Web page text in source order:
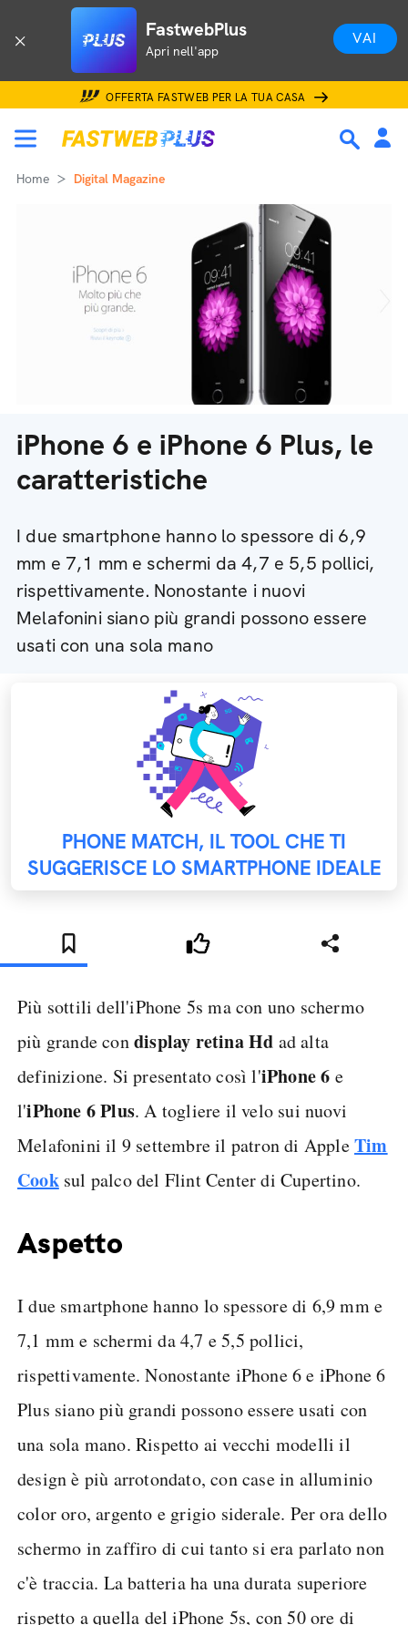
FastwebPlus
Apri nell'app
VAI
OFFERTA FASTWEB PER LA TUA CASA
Home Digital Magazine
iPhone 6 e iPhone 6 Plus, le
caratteristiche
I due smartphone hanno lo spessore di 6,9
mm e 7,1 mm e schermi da 4,7 e 5,5 pollici,
rispettivamente. Nonostante i nuovi
Melafonini siano più grandi possono essere
usati con una sola mano
PHONE MATCH, IL TOOL CHE TI
SUGGERISCE LO SMARTPHONE IDEALE
Più sottili dell'iPhone 5s ma con uno schermo
più grande condisplay retina Hd ad alta
definizione. Si presentato così l'iPhone 6 e
l'iPhone 6 Plus. A togliere il velo sui nuovi
Melafonini il 9 settembre il patron di AppleTim
Cooksul palco del Flint Center di Cupertino.
Aspetto
I due smartphone hanno lo spessore di 6,9 mm e
7,1 mm e schermi da 4,7 e 5,5 pollici,
rispettivamente. Nonostante iPhone 6 e iPhone 6
Plus siano più grandi possono essere usati con
una sola mano. Rispetto ai vecchi modelli il
design è più arrotondato, con case in alluminio
color oro, argento e grigio siderale. Per ora dello
schermo in zaffiro di cui tanto si era parlato non
c'è traccia. La batteria ha una durata superiore
rispetto a quella del iPhone 5s, con 50 ore di